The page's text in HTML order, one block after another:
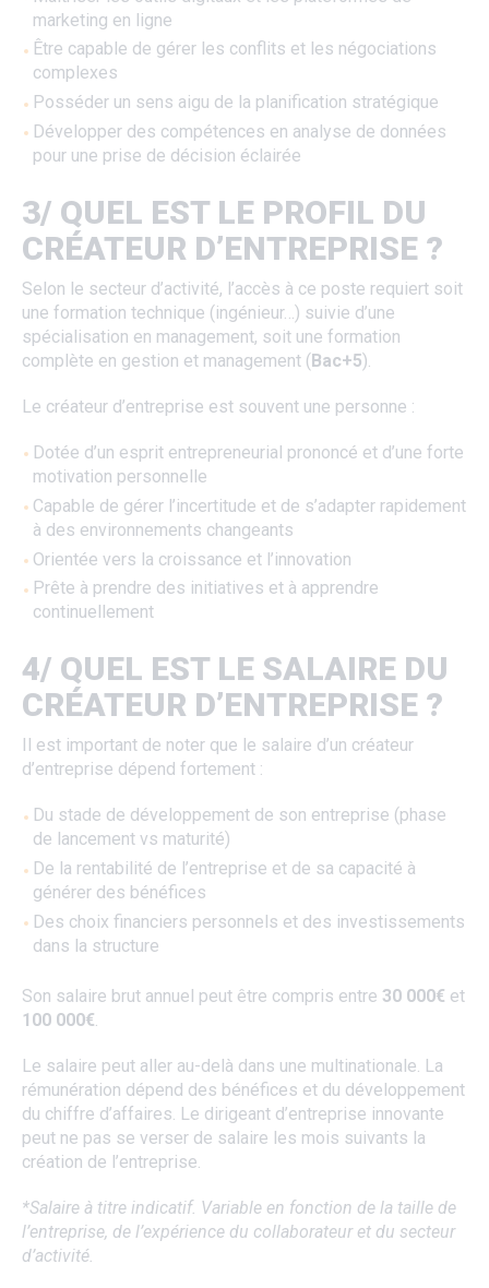
marketing en ligne
Être capable de gérer les conflits et les négociations
complexes
Posséder un sens aigu de la planification stratégique
Développer des compétences en analyse de données
pour une prise de décision éclairée
3/ QUEL EST LE PROFIL DU
CRÉATEUR D’ENTREPRISE ?
Selon le secteur d’activité, l’accès à ce poste requiert soit
une formation technique (ingénieur…) suivie d’une
spécialisation en management, soit une formation
complète en gestion et management (Bac+5).
Le créateur d’entreprise est souvent une personne :
Dotée d’un esprit entrepreneurial prononcé et d’une forte
motivation personnelle
Capable de gérer l’incertitude et de s’adapter rapidement
à des environnements changeants
Orientée vers la croissance et l’innovation
Prête à prendre des initiatives et à apprendre
continuellement
4/ QUEL EST LE SALAIRE DU
CRÉATEUR D’ENTREPRISE ?
Il est important de noter que le salaire d’un créateur
d’entreprise dépend fortement :
Du stade de développement de son entreprise (phase
de lancement vs maturité)
De la rentabilité de l’entreprise et de sa capacité à
générer des bénéfices
Des choix financiers personnels et des investissements
dans la structure
Son salaire brut annuel peut être compris entre 30 000€ et
100 000€.
Le salaire peut aller au-delà dans une multinationale. La
rémunération dépend des bénéfices et du développement
du chiffre d’affaires. Le dirigeant d’entreprise innovante
peut ne pas se verser de salaire les mois suivants la
création de l’entreprise.
*Salaire à titre indicatif. Variable en fonction de la taille de
l’entreprise, de l’expérience du collaborateur et du secteur
d’activité.